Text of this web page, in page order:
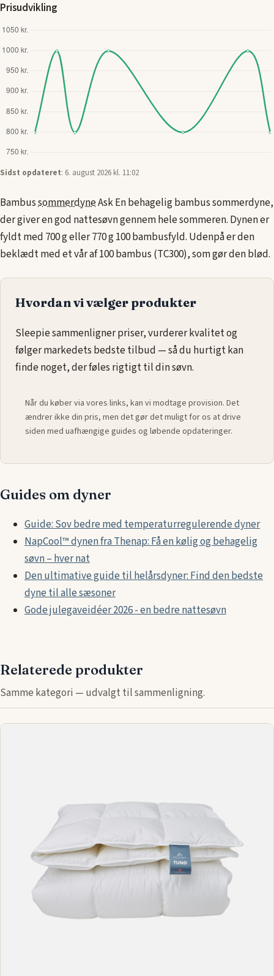
Prisudvikling
Sidst opdateret: 6. august 2026 kl. 11:02
BambussommerdyneAsk En behagelig bambus sommerdyne,
der giver en god nattesøvn gennem hele sommeren. Dynen er
fyldt med 700 g eller 770 g 100 bambusfyld. Udenpå er den
beklædt med et vår af 100 bambus (TC300), som gør den blød.
Hvordan vi vælger produkter
Sleepie sammenligner priser, vurderer kvalitet og
følger markedets bedste tilbud — så du hurtigt kan
finde noget, der føles rigtigt til din søvn.
Når du køber via vores links, kan vi modtage provision. Det
ændrer ikke din pris, men det gør det muligt for os at drive
siden med uafhængige guides og løbende opdateringer.
Guides om dyner
Guide: Sov bedre med temperaturregulerende dyner
NapCool™ dynen fra Thenap: Få en kølig og behagelig
søvn – hver nat
Den ultimative guide til helårsdyner: Find den bedste
dyne til alle sæsoner
Gode julegaveidéer 2026 - en bedre nattesøvn
Relaterede produkter
Samme kategori — udvalgt til sammenligning.